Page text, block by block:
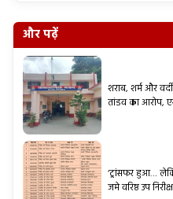
और पढ़ें
शराब, शर्म और
तांडव का आरोप,
‘ट्रांसफर हुआ…
जमे वरिष्ठ उप